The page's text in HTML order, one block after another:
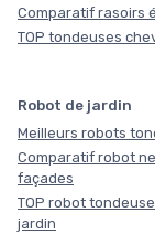
Comparatif rasoirs
TOP tondeuses
Robot de jardin
Meilleurs robots
Comparatif robot
façades
TOP robot
jardin